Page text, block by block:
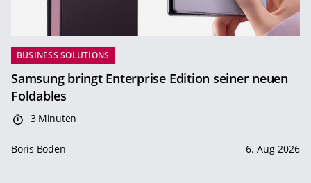
BUSINESS SOLUTIONS
Samsung bringt Enterprise Edition seiner neuen
Foldables
3 Minuten
Boris Boden 6. Aug 2026